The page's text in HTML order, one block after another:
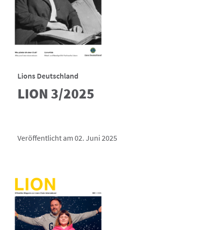
Lions Deutschland
LION 3/2025
Veröffentlicht am 02. Juni 2025